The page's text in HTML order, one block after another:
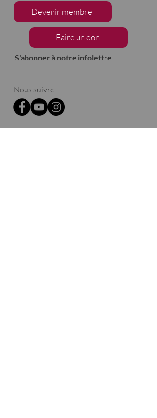
Devenir membre
Faire un don
S'abonner à notre infolettre
Nous suivre